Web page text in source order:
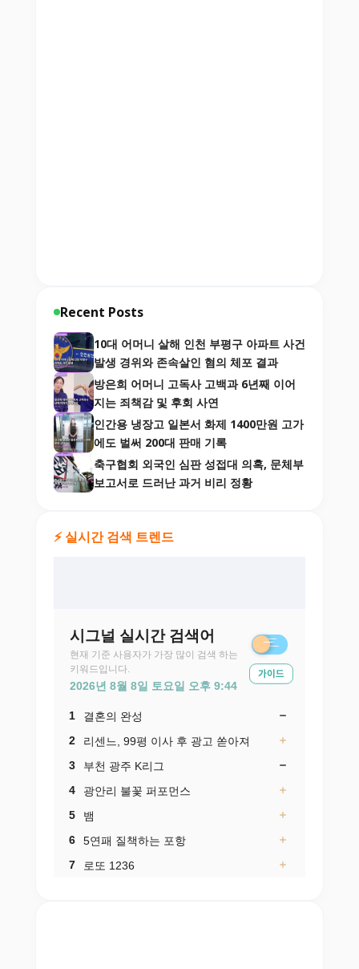
Recent Posts
10대 어머니 살해 인천 부평구 아파트 사건
발생 경위와 존속살인 혐의 체포 결과
방은희 어머니 고독사 고백과 6년째 이어
지는 죄책감 및 후회 사연
인간용 냉장고 일본서 화제 1400만원 고가
에도 벌써 200대 판매 기록
축구협회 외국인 심판 성접대 의혹, 문체부
보고서로 드러난 과거 비리 정황
⚡ 실시간 검색 트렌드